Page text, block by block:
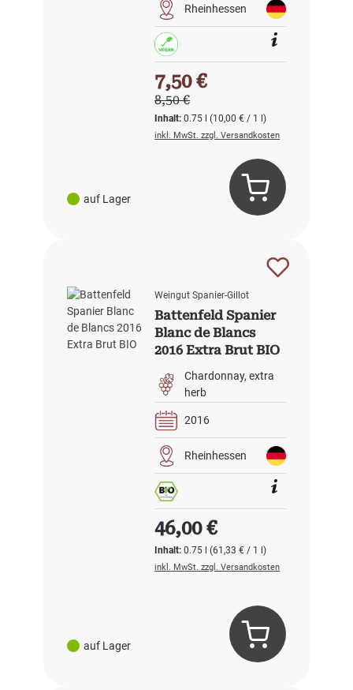
auf Lager
Rheinhessen
Inhalt:0.75 l(10,00 € / 1 l)
Verkaufspreis:
7,50 €
Regulärer Preis:
8,50 €
inkl. MwSt. zzgl. Versandkosten
auf Lager
Weingut Spanier-Gillot
Battenfeld Spanier
Blanc de Blancs
2016 Extra Brut BIO
Chardonnay extra
herb
2016
Rheinhessen
Inhalt:0.75 l(61,33 € / 1 l)
Regulärer Preis:
46,00 €
inkl. MwSt. zzgl. Versandkosten